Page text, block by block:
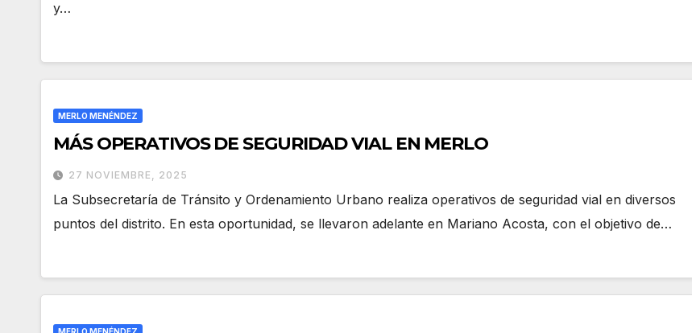
y…
MERLO MENÉNDEZ
MÁS OPERATIVOS DE SEGURIDAD VIAL EN MERLO
27 NOVIEMBRE, 2025
La Subsecretaría de Tránsito y Ordenamiento Urbano realiza operativos de seguridad vial en diversos
puntos del distrito. En esta oportunidad, se llevaron adelante en Mariano Acosta, con el objetivo de…